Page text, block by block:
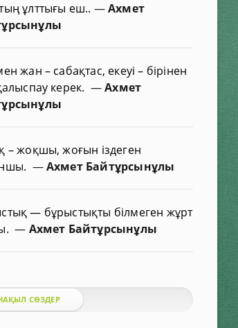
ұлттығы еш.. —Ахмет
жан – сабақтас, екеуі – бірінен
керек. —Ахмет
– жоқшы, жоғын іздеген
—Ахмет Байтұрсынұлы
— бұрыстықты білмеген жұрт
— Ахмет Байтұрсынұлы
СӨЗДЕР